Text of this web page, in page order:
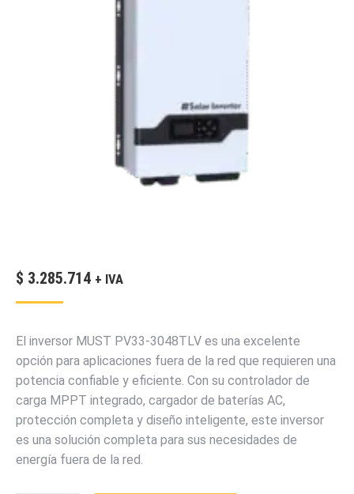
$ 3.285.714 + IVA
El inversor MUST PV33-3048TLV es una excelente
opción para aplicaciones fuera de la red que requieren una
potencia confiable y eficiente. Con su controlador de
carga MPPT integrado, cargador de baterías AC,
protección completa y diseño inteligente, este inversor
es una solución completa para sus necesidades de
energía fuera de la red.